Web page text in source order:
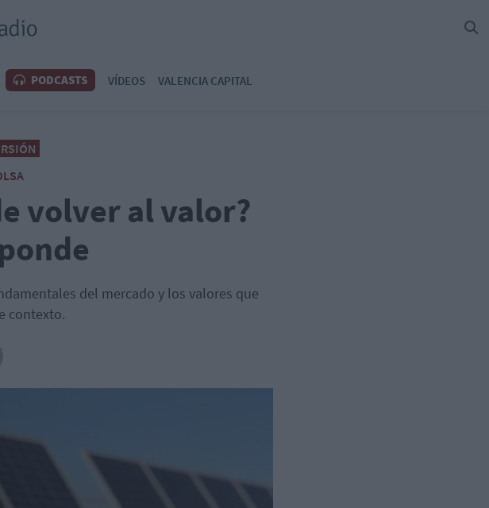
PODCASTS VÍDEOS VALENCIA CAPITAL
volver al valor?
del mercado y los valores que
contexto.